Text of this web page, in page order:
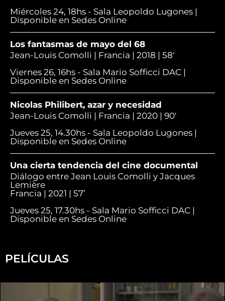
Miércoles 24, 18hs - Sala Leopoldo Lugones |
Disponible en Sedes Online
Los fantasmas de mayo del 68
Jean-Louis Comolli | Francia | 2018 | 58'
Viernes 26, 16hs - Sala Mario Sofficci DAC |
Disponible en Sedes Online
Nicolas Philibert, azar y necesidad
Jean-Louis Comolli | Francia | 2020 | 90'
Jueves 25, 14.30hs - Sala Leopoldo Lugones |
Disponible en Sedes Online
Una cierta tendencia del cine documental
Diálogo entre Jean Louis Comolli y Jacques
Lemière
Francia | 2021 | 57’
Jueves 25, 17.30hs - Sala Mario Sofficci DAC |
Disponible en Sedes Online
PELÍCULAS